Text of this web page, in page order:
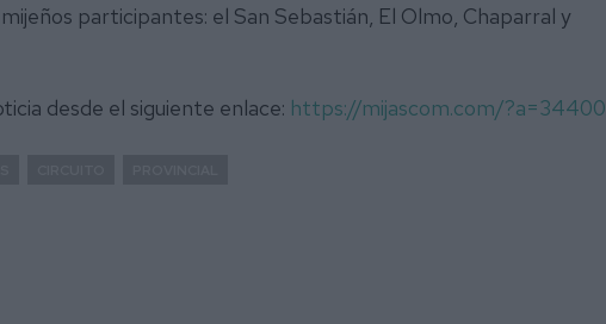
participantes: el San Sebastián, El Olmo, Chaparral y
desde el siguiente enlace: https://mijascom.com/?a=34400